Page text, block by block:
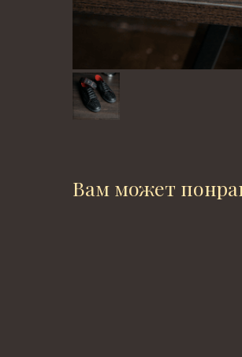
Вам может